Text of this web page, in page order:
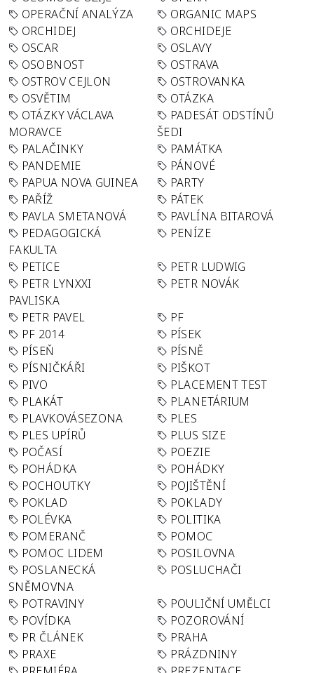
OPERAČNÍ ANALÝZA
ORGANIC MAPS
ORCHIDEJ
ORCHIDEJE
OSCAR
OSLAVY
OSOBNOST
OSTRAVA
OSTROV CEJLON
OSTROVANKA
OSVĚTIM
OTÁZKA
OTÁZKY VÁCLAVA
MORAVCE
PADESÁT ODSTÍNŮ
ŠEDI
PALAČINKY
PAMÁTKA
PANDEMIE
PÁNOVÉ
PAPUA NOVA GUINEA
PARTY
PAŘÍŽ
PÁTEK
PAVLA SMETANOVÁ
PAVLÍNA BITAROVÁ
PEDAGOGICKÁ
FAKULTA
PENÍZE
PETICE
PETR LUDWIG
PETR LYNXXI
PAVLISKA
PETR NOVÁK
PETR PAVEL
PF
PF 2014
PÍSEK
PÍSEŇ
PÍSNĚ
PÍSNIČKÁŘI
PIŠKOT
PIVO
PLACEMENT TEST
PLAKÁT
PLANETÁRIUM
PLAVKOVÁSEZONA
PLES
PLES UPÍRŮ
PLUS SIZE
POČASÍ
POEZIE
POHÁDKA
POHÁDKY
POCHOUTKY
POJIŠTĚNÍ
POKLAD
POKLADY
POLÉVKA
POLITIKA
POMERANČ
POMOC
POMOC LIDEM
POSILOVNA
POSLANECKÁ
SNĚMOVNA
POSLUCHAČI
POTRAVINY
POULIČNÍ UMĚLCI
POVÍDKA
POZOROVÁNÍ
PR ČLÁNEK
PRAHA
PRAXE
PRÁZDNINY